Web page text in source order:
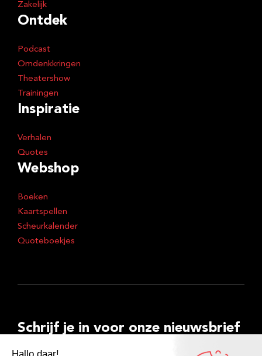
Zakelijk
Ontdek
Podcast
Omdenkkringen
Theatershow
Trainingen
Inspiratie
Verhalen
Quotes
Webshop
Boeken
Kaartspellen
Scheurkalender
Quoteboekjes
Schrijf je in voor onze nieuwsbrief